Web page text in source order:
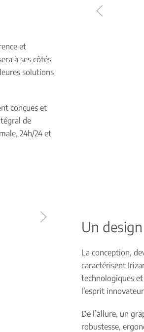
et
à ses côtés
solutions
conçues et
de
24h/24 et
Un
La conception,
caractérisent
technologiques
l’esprit
De l’allure, un
robustesse,